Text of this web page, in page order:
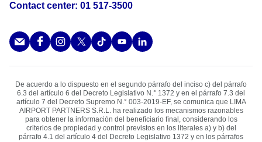
Contact center: 01 517-3500
De acuerdo a lo dispuesto en el segundo párrafo del inciso c) del párrafo
6.3 del artículo 6 del Decreto Legislativo N.° 1372 y en el párrafo 7.3 del
artículo 7 del Decreto Supremo N.° 003-2019-EF, se comunica que LIMA
AIRPORT PARTNERS S.R.L. ha realizado los mecanismos razonables
para obtener la información del beneﬁciario ﬁnal, considerando los
criterios de propiedad y control previstos en los literales a) y b) del
párrafo 4.1 del artículo 4 del Decreto Legislativo 1372 y en los párrafos